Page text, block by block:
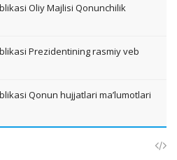
Oliy Majlisi Qonunchilik
Prezidentining rasmiy veb
Qonun hujjatlari ma’lumotlari